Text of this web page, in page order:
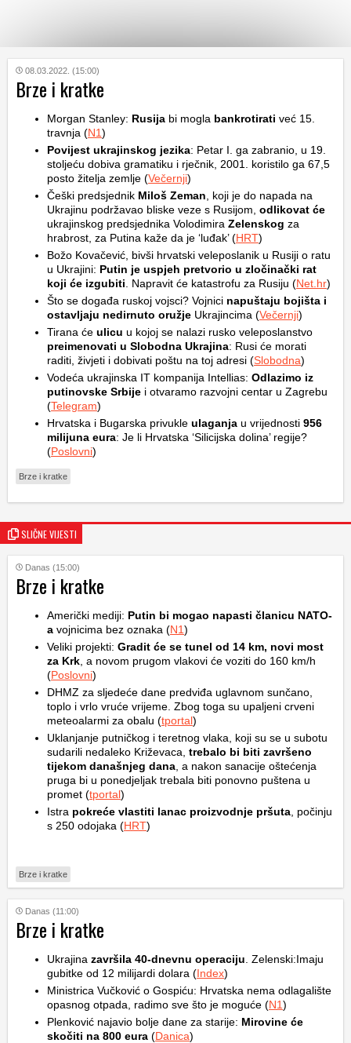
KATEGORIJE
HRVATSKI
WEB
08.03.2022. (15:00)
Brze i kratke
Morgan Stanley: Rusija bi mogla bankrotirati već 15.
travnja (N1)
Povijest ukrajinskog jezika: Petar I. ga zabranio, u 19.
stoljeću dobiva gramatiku i rječnik, 2001. koristilo ga 67,5
posto žitelja zemlje (Večernji)
Češki predsjednik Miloš Zeman , koji je do napada na
Ukrajinu podržavao bliske veze s Rusijom, odlikovat će
ukrajinskog predsjednika Volodimira Zelenskog za
hrabrost, za Putina kaže da je ‘luđak’ (HRT)
Božo Kovačević, bivši hrvatski veleposlanik u Rusiji o ratu
u Ukrajini: Putin je uspjeh pretvorio u zločinački rat
koji će izgubiti . Napravit će katastrofu za Rusiju (Net.hr)
Što se događa ruskoj vojsci? Vojnici napuštaju bojišta i
ostavljaju nedirnuto oružje Ukrajincima (Večernji)
Tirana će ulicu u kojoj se nalazi rusko veleposlanstvo
preimenovati u Slobodna Ukrajina: Rusi će morati
raditi, živjeti i dobivati ​​poštu na toj adresi (Slobodna)
Vodeća ukrajinska IT kompanija Intellias: Odlazimo iz
putinovske Srbije i otvaramo razvojni centar u Zagrebu
(Telegram)
Hrvatska i Bugarska privukle ulaganja u vrijednosti 956
milijuna eura: Je li Hrvatska ‘Silicijska dolina’ regije?
(Poslovni)
Brze i kratke
SLIČNE VIJESTI
Danas (15:00)
Brze i kratke
Američki mediji: Putin bi mogao napasti članicu NATO-
a vojnicima bez oznaka (N1)
Veliki projekti: Gradit će se tunel od 14 km, novi most
za Krk , a novom prugom vlakovi će voziti do 160 km/h
(Poslovni)
DHMZ za sljedeće dane predviđa uglavnom sunčano,
toplo i vrlo vruće vrijeme. Zbog toga su upaljeni crveni
meteoalarmi za obalu (tportal)
Uklanjanje putničkog i teretnog vlaka, koji su se u subotu
sudarili nedaleko Križevaca, trebalo bi biti završeno
tijekom današnjeg dana , a nakon sanacije oštećenja
pruga bi u ponedjeljak trebala biti ponovno puštena u
promet (tportal)
Istra pokreće vlastiti lanac proizvodnje pršuta , počinju
s 250 odojaka (HRT)
Brze i kratke
Danas (11:00)
Brze i kratke
Ukrajina završila 40-dnevnu operaciju . Zelenski:Imaju
gubitke od 12 milijardi dolara (Index)
Ministrica Vučković o Gospiću: Hrvatska nema odlagalište
opasnog otpada, radimo sve što je moguće (N1)
Plenković najavio bolje dane za starije: Mirovine će
skočiti na 800 eura (Danica)